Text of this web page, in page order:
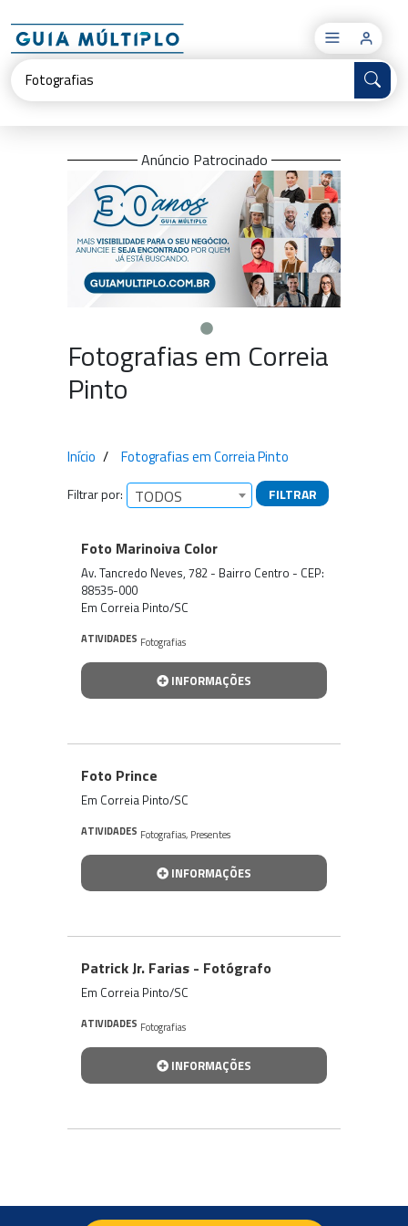
×
Anúncio Patrocinado
Fotografias em Correia
Pinto
Início Fotografias em Correia Pinto
Filtrar por: TODOS FILTRAR
Empresas encontradas
Foto Marinoiva Color
Av. Tancredo Neves, 782 - Bairro Centro - CEP:
88535-000
Em Correia Pinto/SC
ATIVIDADES Fotografias
INFORMAÇÕES
Foto Prince
Em Correia Pinto/SC
ATIVIDADES Fotografias, Presentes
INFORMAÇÕES
Patrick Jr. Farias - Fotógrafo
Em Correia Pinto/SC
ATIVIDADES Fotografias
INFORMAÇÕES